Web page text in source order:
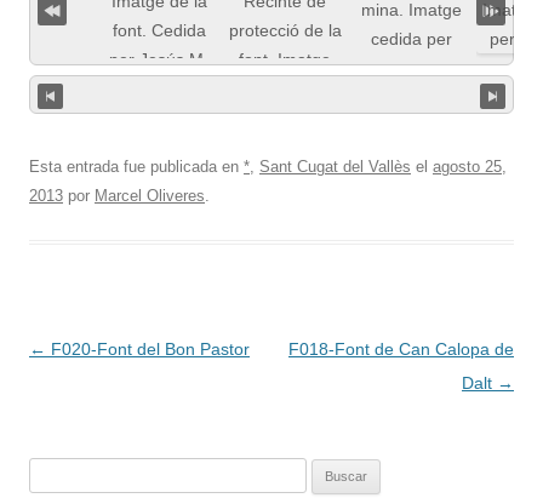
Esta entrada fue publicada en *, Sant Cugat del Vallès el agosto 25,
2013 por Marcel Oliveres.
Navegación
← F020-Font del Bon Pastor
F018-Font de Can Calopa de
Dalt →